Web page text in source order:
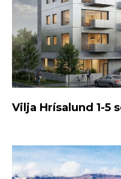
Vilja Hrísalund 1-5